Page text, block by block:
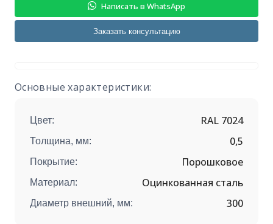
Написать в WhatsApp
Заказать консультацию
Основные характеристики:
Цвет: RAL 7024
Толщина, мм: 0,5
Покрытие: Порошковое
Материал: Оцинкованная сталь
Диаметр внешний, мм: 300